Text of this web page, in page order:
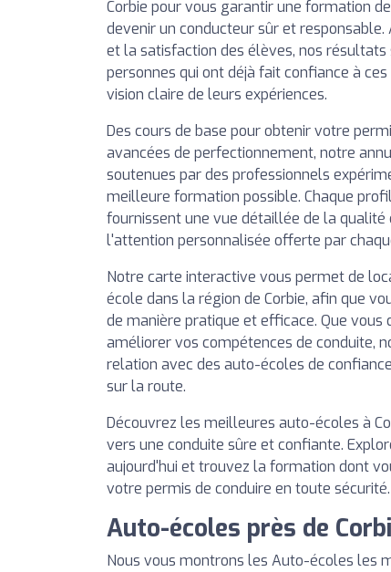
Corbie pour vous garantir une formation
devenir un conducteur sûr et
et la satisfaction des élèves, nos résultats
personnes qui ont déjà fait confiance à
vision claire de leurs expériences.
Des cours de base pour obtenir votre
avancées de perfectionnement, notre
soutenues par des professionnels
meilleure formation possible. Chaque
fournissent une vue détaillée de la
l'attention personnalisée offerte par
Notre carte interactive vous permet de
école dans la région de Corbie, afin que
de manière pratique et efficace. Que vous
améliorer vos compétences de conduite,
relation avec des auto-écoles de
sur la route.
Découvrez les meilleures auto-écoles à
vers une conduite sûre et confiante.
aujourd'hui et trouvez la formation dont
votre permis de conduire en toute sécurité.
Auto-écoles près de
Nous vous montrons les Auto-écoles les